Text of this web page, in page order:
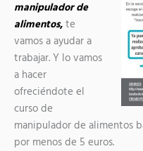
manipulador de
alimentos, te
vamos a ayudar a
trabajar. Y lo vamos
a hacer
ofreciéndote el
curso de
manipulador de alimentos
por menos de 5 euros.